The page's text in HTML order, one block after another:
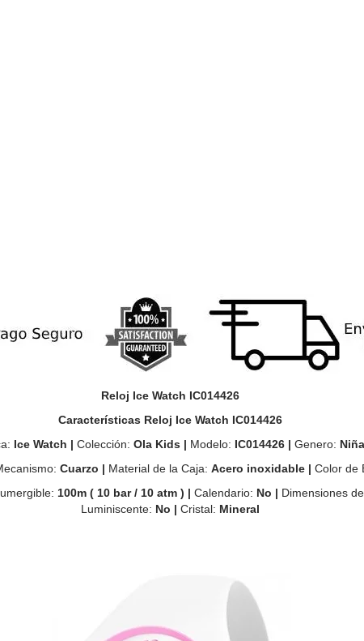
Reloj Ice Watch IC014426
Características Reloj Ice Watch IC014426
Ice Watch | Colección: Ola Kids | Modelo: IC014426 | Genero: Niña
Cuarzo | Material de la Caja: Acero inoxidable | Color de
100m ( 10 bar / 10 atm ) | Calendario: No | Dimensiones
Luminiscente: No | Cristal: Mineral